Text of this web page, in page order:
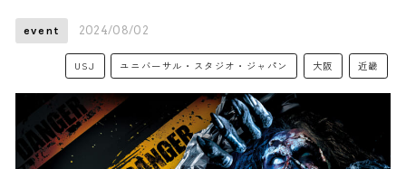
event 2024/08/02
USJ ユニバーサル・スタジオ・ジャパン 大阪 近畿